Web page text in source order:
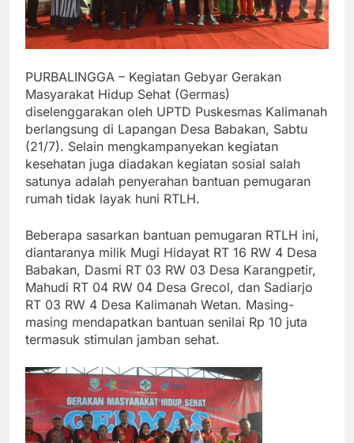
PURBALINGGA – Kegiatan Gebyar Gerakan
Masyarakat Hidup Sehat (Germas)
diselenggarakan oleh UPTD Puskesmas Kalimanah
berlangsung di Lapangan Desa Babakan, Sabtu
(21/7). Selain mengkampanyekan kegiatan
kesehatan juga diadakan kegiatan sosial salah
satunya adalah penyerahan bantuan pemugaran
rumah tidak layak huni RTLH.
Beberapa sasarkan bantuan pemugaran RTLH ini,
diantaranya milik Mugi Hidayat RT 16 RW 4 Desa
Babakan, Dasmi RT 03 RW 03 Desa Karangpetir,
Mahudi RT 04 RW 04 Desa Grecol, dan Sadiarjo
RT 03 RW 4 Desa Kalimanah Wetan. Masing-
masing mendapatkan bantuan senilai Rp 10 juta
termasuk stimulan jamban sehat.